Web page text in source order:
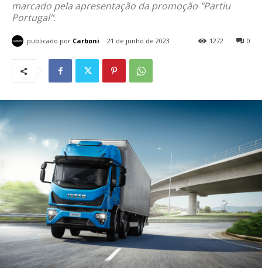
marcado pela apresentação da promoção "Partiu
Portugal".
publicado por Carboni 21 de junho de 2023 0
1272